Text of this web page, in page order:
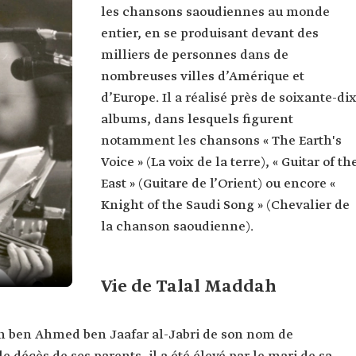
les chansons saoudiennes au monde
entier, en se produisant devant des
milliers de personnes dans de
nombreuses villes d’Amérique et
d’Europe. Il a réalisé près de soixante-dix
albums, dans lesquels figurent
notamment les chansons « The Earth's
Voice » (La voix de la terre), « Guitar of
East » (Guitare de l’Orient) ou encore «
Knight of the Saudi Song » (Chevalier de
la chanson saoudienne).
Vie de Talal Maddah
Ahmed ben Jaafar al-Jabri de son nom de